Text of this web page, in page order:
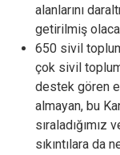
alanlarını
getirilmiş
650 sivil toplum
çok sivil
destek gören
almayan, bu
sıkıntılara da